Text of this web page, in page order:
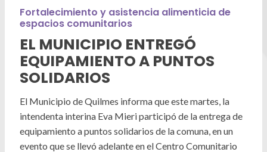
Áreas de gobierno
HCD
Puntos de interés
Mapa interactivo
Defensoria del Pueblo
Seguridad
GIRSU
Culturas
Deportes
Mi Quilmes Digital
Atención a la comunidad
Defensa del consumidor
Fortalecimiento y asistencia alimenticia de
espacios comunitarios
EL MUNICIPIO ENTREGÓ
EQUIPAMIENTO A PUNTOS
SOLIDARIOS
El Municipio de Quilmes informa que este martes, la
intendenta interina Eva Mieri participó de la entrega de
equipamiento a puntos solidarios de la comuna, en un
evento que se llevó adelante en el Centro Comunitario